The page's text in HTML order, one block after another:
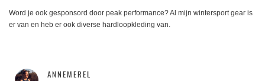
Word je ook gesponsord door peak performance? Al mijn wintersport gear is
er van en heb er ook diverse hardloopkleding van.
ANNEMEREL